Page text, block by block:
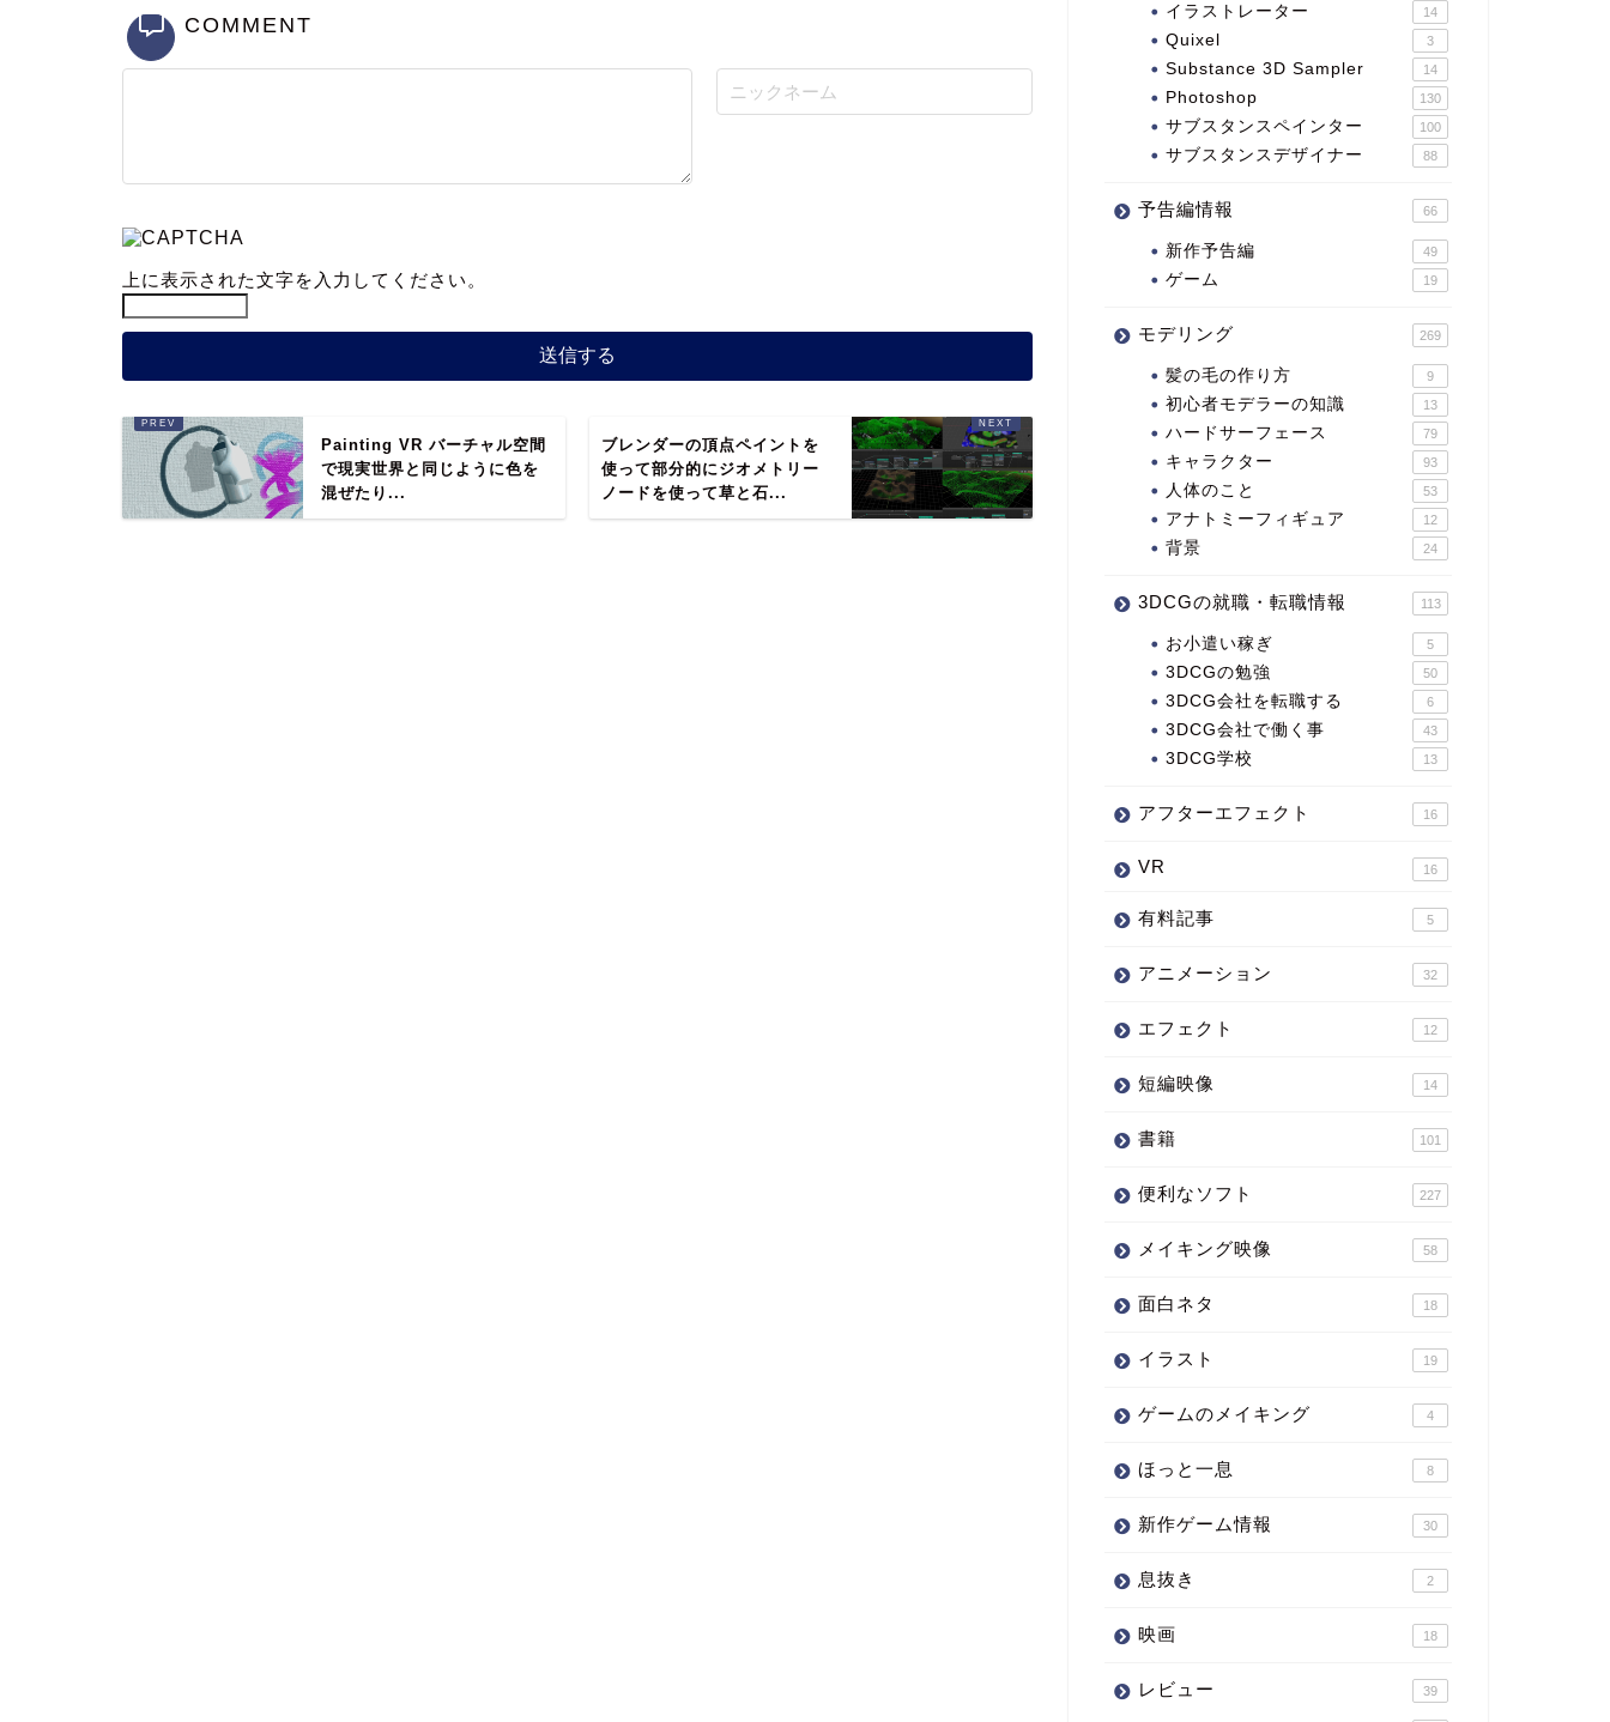
COMMENT
上に表示された文字を入力してください。
Painting VR バーチャル空間
で現実世界と同じように色を
混ぜたり...
ブレンダーの頂点ペイントを
使って部分的にジオメトリー
ノードを使って草と石...
イラストレーター 14
Quixel 3
Substance 3D Sampler 14
Photoshop 130
サブスタンスペインター 100
サブスタンスデザイナー 88
予告編情報 66
新作予告編 49
ゲーム 19
モデリング 269
髪の毛の作り方 9
初心者モデラーの知識 13
ハードサーフェース 79
キャラクター 93
人体のこと 53
アナトミーフィギュア 12
背景 24
3DCGの就職・転職情報 113
お小遣い稼ぎ 5
3DCGの勉強 50
3DCG会社を転職する 6
3DCG会社で働く事 43
3DCG学校 13
アフターエフェクト 16
VR 16
有料記事 5
アニメーション 32
エフェクト 12
短編映像 14
書籍 101
便利なソフト 227
メイキング映像 58
面白ネタ 18
イラスト 19
ゲームのメイキング 4
ほっと一息 8
新作ゲーム情報 30
息抜き 2
映画 18
レビュー 39